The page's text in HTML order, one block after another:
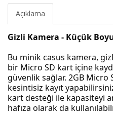
Açıklama
Gizli Kamera - Küçük
Bu minik casus kamera,
bir Micro SD kart içine
güvenlik sağlar. 2GB Micro
kesintisiz kayıt
kart desteği ile kapasiteyi
hafıza olarak da